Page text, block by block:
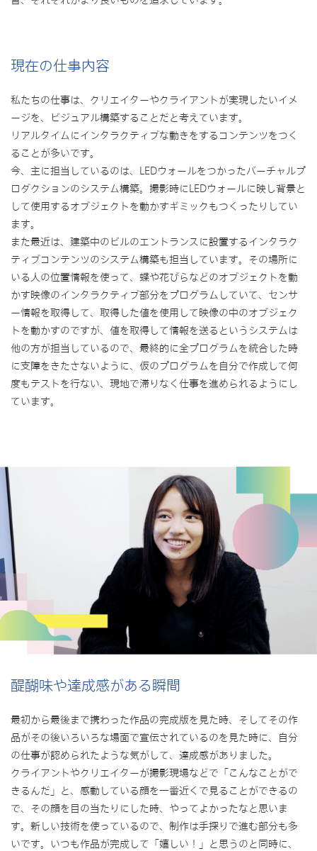
現在の仕事内容
私たちの仕事は、クリエイターやクライアントが実現したいイメ
ージを、ビジュアル構築することだと考えています。
リアルタイムにインタラクティブな動きをするコンテンツをつく
ることが多いです。
今、主に担当しているのは、LEDウォールをつかったバーチャルプ
ロダクションのシステム構築。撮影時にLEDウォールに映し背景と
して使用するオブジェクトを動かすギミックもつくったりしてい
ます。
また最近は、建築中のビルのエントランスに設置するインタラク
ティブコンテンツのシステム構築も担当しています。その場所に
いる人の位置情報を使って、蝶や花びらなどのオブジェクトを動
かす映像のインタラクティブ部分をプログラムしていて、センサ
ー情報を取得して、取得した値を使用して映像の中のオブジェク
トを動かすのですが、値を取得して情報を送るというシステムは
他の方が担当しているので、最終的に全プログラムを統合した時
に支障をきたさないように、仮のプログラムを自分で作成して何
度もテストを行ない、現地で滞りなく仕事を進められるようにし
ています。
醍醐味や達成感がある瞬間
最初から最後まで携わった作品の完成版を見た時、そしてその作
品がその後いろいろな場面で宣伝されているのを見た時に、自分
の仕事が認められたような気がして、達成感がありました。
クライアントやクリエイターが撮影現場などで「こんなことがで
きるんだ」と、感動している顔を一番近くで見ることができるの
で、その顔を目の当たりにした時、やってよかったなと思いま
す。新しい技術を使っているので、制作は手探りで進む部分も多
いです。いつも作品が完成して「嬉しい！」と思うのと同時に、